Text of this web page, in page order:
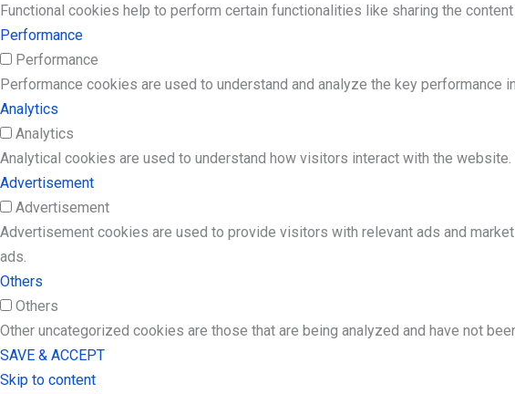
Functional cookies help to perform certain functionalities like sharing the
Performance
Performance
Performance cookies are used to understand and analyze the key
Analytics
Analytics
Analytical cookies are used to understand how visitors interact with the
Advertisement
Advertisement
Advertisement cookies are used to provide visitors with relevant ads and
ads.
Others
Others
Other uncategorized cookies are those that are being analyzed and have not
SAVE & ACCEPT
Skip to content